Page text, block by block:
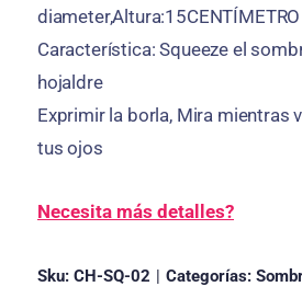
diameter,Altura:15CENTÍMETRO
Característica: Squeeze el
hojaldre
Exprimir la borla, Mira mientras
tus ojos
Necesita más detalles?
Sku: CH-SQ-02 | Categorías: